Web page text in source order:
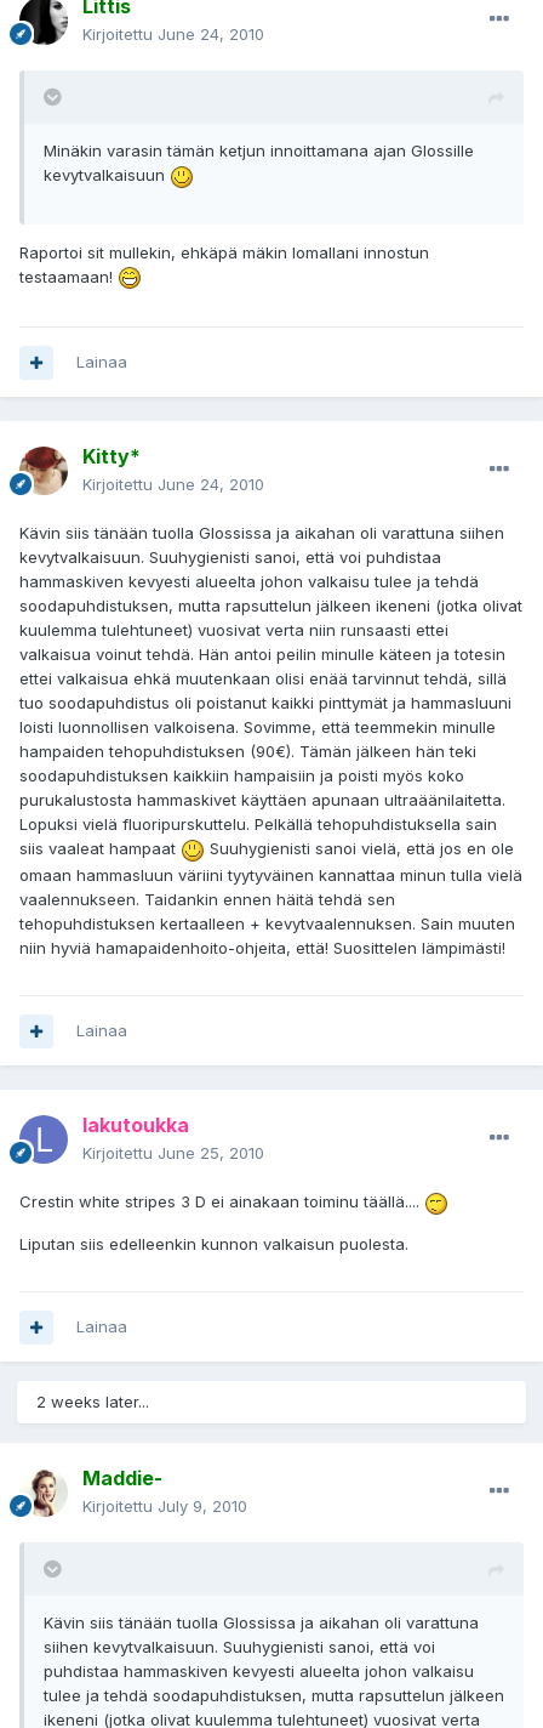
Littis
Kirjoitettu June 24, 2010
Minäkin varasin tämän ketjun innoittamana ajan Glossille
kevytvalkaisuun
Raportoi sit mullekin, ehkäpä mäkin lomallani innostun
testaamaan!
Lainaa
Kitty*
Kirjoitettu June 24, 2010
Kävin siis tänään tuolla Glossissa ja aikahan oli varattuna siihen
kevytvalkaisuun. Suuhygienisti sanoi, että voi puhdistaa
hammaskiven kevyesti alueelta johon valkaisu tulee ja tehdä
soodapuhdistuksen, mutta rapsuttelun jälkeen ikeneni (jotka olivat
kuulemma tulehtuneet) vuosivat verta niin runsaasti ettei
valkaisua voinut tehdä. Hän antoi peilin minulle käteen ja totesin
ettei valkaisua ehkä muutenkaan olisi enää tarvinnut tehdä, sillä
tuo soodapuhdistus oli poistanut kaikki pinttymät ja hammasluuni
loisti luonnollisen valkoisena. Sovimme, että teemmekin minulle
hampaiden tehopuhdistuksen (90€). Tämän jälkeen hän teki
soodapuhdistuksen kaikkiin hampaisiin ja poisti myös koko
purukalustosta hammaskivet käyttäen apunaan ultraäänilaitetta.
Lopuksi vielä fluoripurskuttelu. Pelkällä tehopuhdistuksella sain
siis vaaleat hampaat
Suuhygienisti sanoi vielä, että jos en ole
omaan hammasluun väriini tyytyväinen kannattaa minun tulla vielä
vaalennukseen. Taidankin ennen häitä tehdä sen
tehopuhdistuksen kertaalleen + kevytvaalennuksen. Sain muuten
niin hyviä hamapaidenhoito-ohjeita, että! Suosittelen lämpimästi!
Lainaa
lakutoukka
Kirjoitettu June 25, 2010
Crestin white stripes 3 D ei ainakaan toiminu täällä....
Liputan siis edelleenkin kunnon valkaisun puolesta.
Lainaa
2 weeks later...
Maddie-
Kirjoitettu July 9, 2010
Kävin siis tänään tuolla Glossissa ja aikahan oli varattuna
siihen kevytvalkaisuun. Suuhygienisti sanoi, että voi
puhdistaa hammaskiven kevyesti alueelta johon valkaisu
tulee ja tehdä soodapuhdistuksen, mutta rapsuttelun jälkeen
ikeneni (jotka olivat kuulemma tulehtuneet) vuosivat verta